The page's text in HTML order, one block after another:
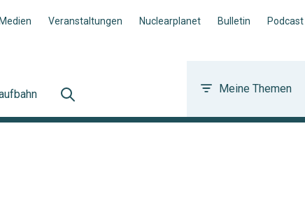
Medien Veranstaltungen Nuclearplanet Bulletin Podcast
Meine Themen